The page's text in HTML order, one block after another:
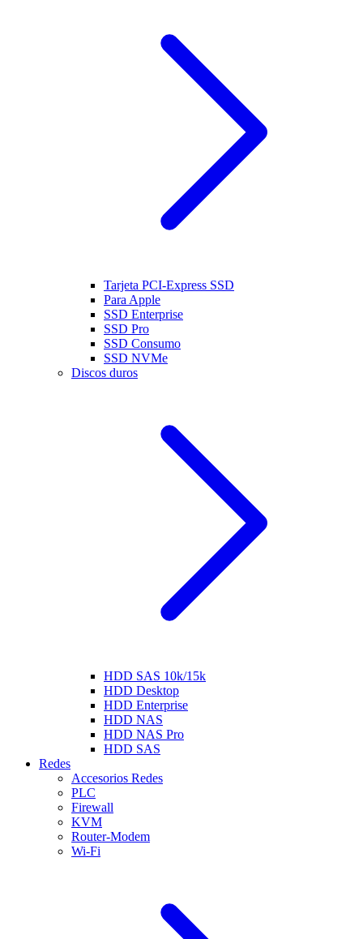
Tarjeta PCI-Express SSD
Para Apple
SSD Enterprise
SSD Pro
SSD Consumo
SSD NVMe
Discos duros
HDD SAS 10k/15k
HDD Desktop
HDD Enterprise
HDD NAS
HDD NAS Pro
HDD SAS
Redes
Accesorios Redes
PLC
Firewall
KVM
Router-Modem
Wi-Fi